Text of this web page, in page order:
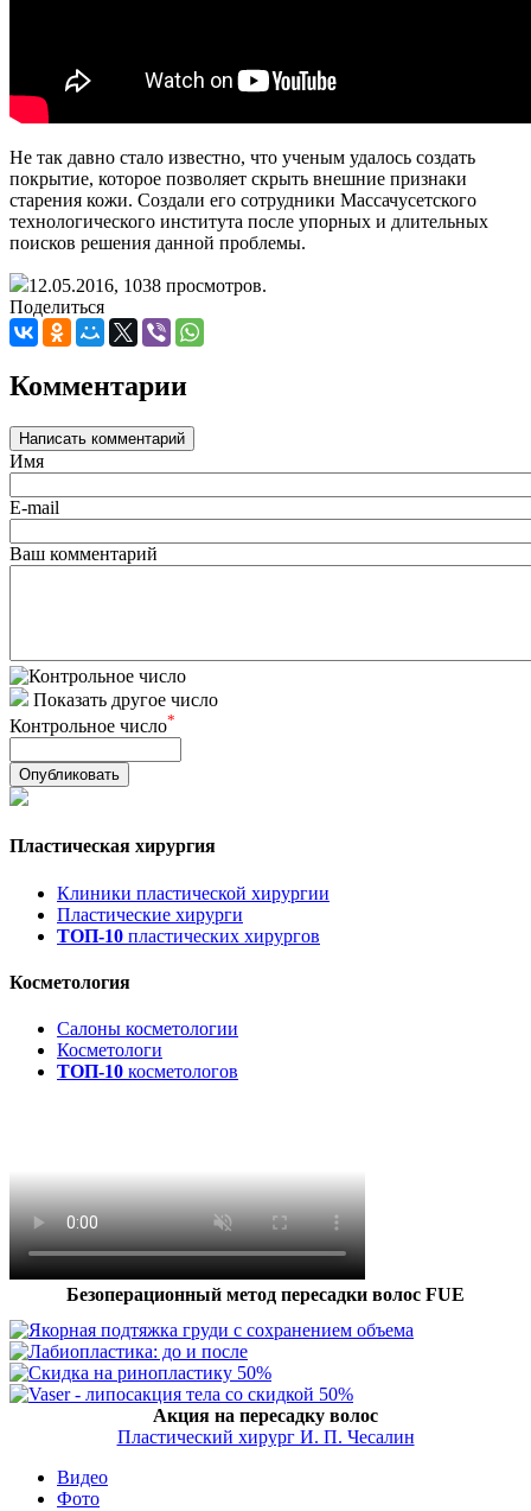
Не так давно стало известно, что ученым удалось создать
покрытие, которое позволяет скрыть внешние признаки
старения кожи. Создали его сотрудники Массачусетского
технологического института после упорных и длительных
поисков решения данной проблемы.
12.05.2016, 1038 просмотров.
Поделиться
Комментарии
Написать комментарий
Имя
E-mail
Ваш комментарий
Показать другое число
Контрольное число*
Пластическая хирургия
Клиники пластической хирургии
Пластические хирурги
ТОП-10 пластических хирургов
Косметология
Салоны косметологии
Косметологи
ТОП-10 косметологов
Безоперационный метод пересадки волос FUE
Акция на пересадку волос
Пластический хирург И. П. Чесалин
Видео
Фото